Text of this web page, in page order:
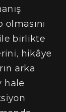
birlikte
hikâye
arka
hale